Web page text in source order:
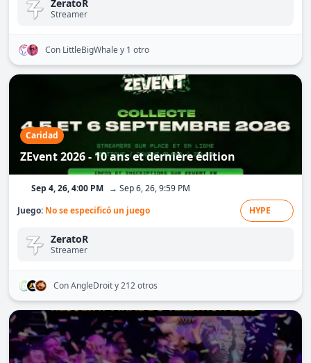
ZeratoR
Streamer
Con LittleBigWhaley 1 otro
Caridad
ZEvent 2026 - 10 ans et dernière édition
Sep 4, 26, 4:00 PM → Sep 6, 26, 9:59 PM
Juego: No se especificó un juego HYPE
ZeratoR
Streamer
Con AngleDroity 212 otros